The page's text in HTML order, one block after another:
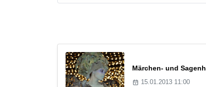
Märchen- und
15.01.2013 11:00